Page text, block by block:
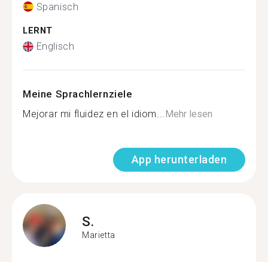
Spanisch
LERNT
Englisch
Meine Sprachlernziele
Mejorar mi fluidez en el idiom...Mehr lesen
App herunterladen
S.
Marietta